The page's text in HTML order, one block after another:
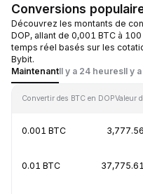
Conversions
Découvrez les montants de
DOP, allant de 0,001 BTC à
temps réel basés sur les
Bybit.
MaintenantIl y a 24 heuresIl y
Convertir des BTC en DOPValeur
0.001 BTC
0.01 BTC